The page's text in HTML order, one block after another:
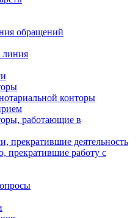
обращений
линия
конторы
работающие в
прекратившие деятельность
прекратившие работу с